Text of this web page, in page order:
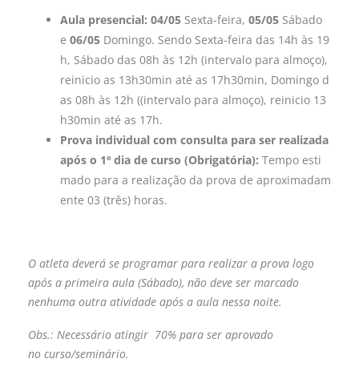
Aula presencial: 04/05 Sexta-feira, 05/05 Sábado
e 06/05 Domingo. Sendo Sexta-feira das 14h às 19
h, Sábado das 08h às 12h (intervalo para almoço),
reinicio as 13h30min até as 17h30min, Domingo d
as 08h às 12h ((intervalo para almoço), reinicio 13
h30min até as 17h.
Prova individual com consulta para ser realizada
após o 1º dia de curso (Obrigatória): Tempo esti
mado para a realização da prova de aproximadam
ente 03 (três) horas.
O atleta deverá se programar para realizar a prova logo
após a primeira aula (Sábado), não deve ser marcado
nenhuma outra atividade após a aula nessa noite.
Obs.: Necessário atingir 70% para ser aprovado
no curso/seminário.